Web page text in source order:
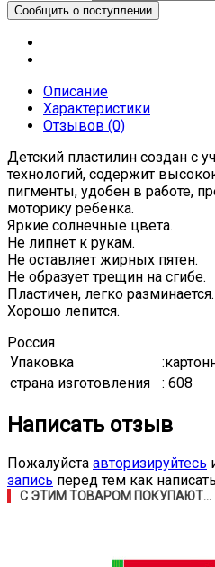
Описание
Характеристики
Отзывов (0)
Детский пластилин создан с
технологий, содержит
пигменты, удобен в работе,
моторику ребенка.
Яркие солнечные цвета.
Не липнет к рукам.
Не оставляет жирных пятен.
Не образует трещин на сгибе.
Пластичен, легко разминается.
Хорошо лепится.
Россия
Упаковка
страна изготовления
: 608
Написать отзыв
Пожалуйста авторизируйтесь
запись перед тем как
С ЭТИМ ТОВАРОМ ПОКУПАЮТ...